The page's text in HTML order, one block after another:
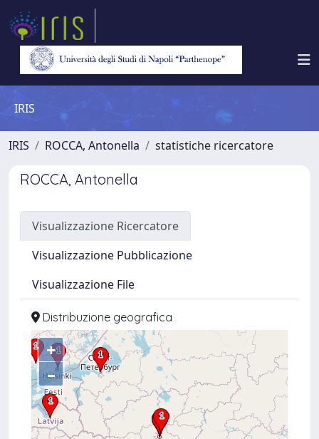
IRIS
IRIS ROCCA, Antonella statistiche ricercatore
ROCCA, Antonella
Visualizzazione Ricercatore
Visualizzazione Pubblicazione
Visualizzazione File
Distribuzione geografica
+
–